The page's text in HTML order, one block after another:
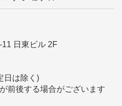
日東ビル 2F
日は除く)
前後する場合がございます